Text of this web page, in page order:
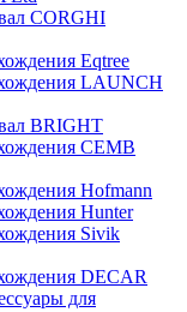
CORGHI
Eqtree
LAUNCH
BRIGHT
CEMB
Hofmann
Hunter
Sivik
DECAR
для